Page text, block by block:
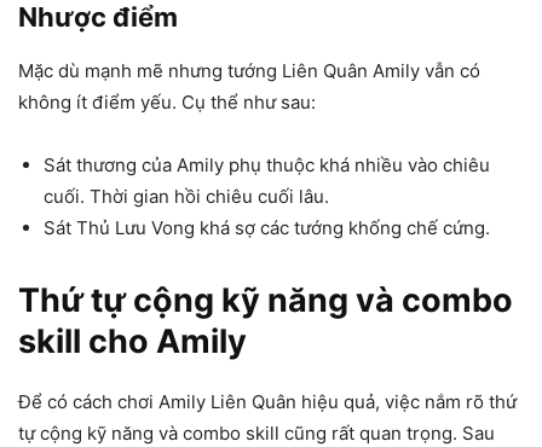
Nhược điểm
Mặc dù mạnh mẽ nhưng tướng Liên Quân Amily vẫn có
không ít điểm yếu. Cụ thể như sau:
Sát thương của Amily phụ thuộc khá nhiều vào chiêu
cuối. Thời gian hồi chiêu cuối lâu.
Sát Thủ Lưu Vong khá sợ các tướng khống chế cứng.
Thứ tự cộng kỹ năng và combo
skill cho Amily
Để có cách chơi Amily Liên Quân hiệu quả, việc nắm rõ thứ
tự cộng kỹ năng và combo skill cũng rất quan trọng. Sau